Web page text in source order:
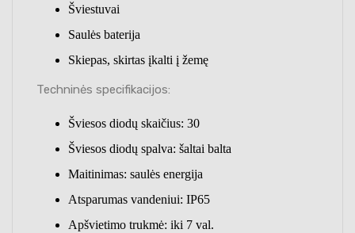
Šviestuvai
Saulės baterija
Skiepas, skirtas įkalti į žemę
Techninės specifikacijos:
Šviesos diodų skaičius: 30
Šviesos diodų spalva: šaltai balta
Maitinimas: saulės energija
Atsparumas vandeniui: IP65
Apšvietimo trukmė: iki 7 val.